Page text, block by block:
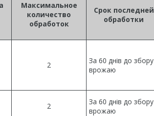
Максимальное
количество
обработок
Срок последней
обработки
2
За 60 днів до збору
врожаю
2
За 60 днів до збору
врожаю